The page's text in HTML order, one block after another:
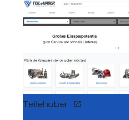
Teilehaber